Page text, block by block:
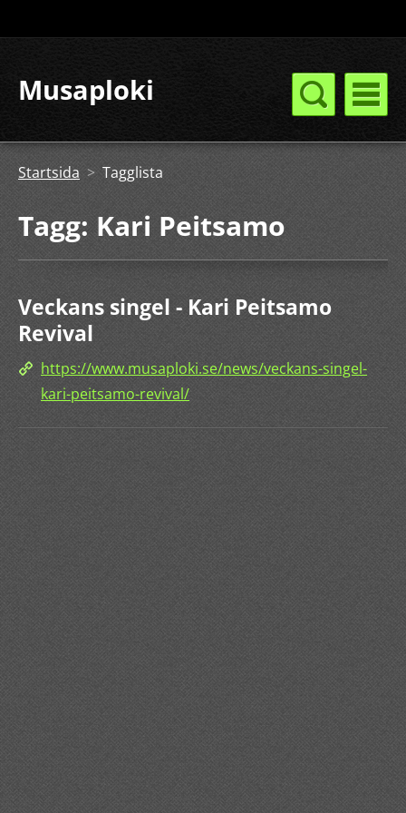
Musaploki
Startsida > Tagglista
Tagg: Kari Peitsamo
Veckans singel - Kari Peitsamo
Revival
https://www.musaploki.se/news/veckans-singel-
kari-peitsamo-revival/